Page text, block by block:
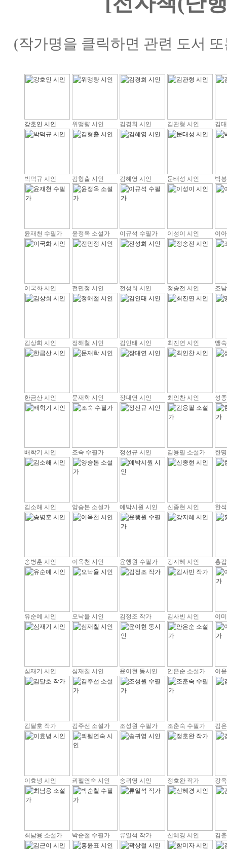
(작가명을 클릭하면 관련 도서
강호인 시인 위맹량 시인 김경희 시인 김관형 시인 김
박덕규 시인 김형출 시인 김혜영 시인 문태성 시인 박
윤재천 수필가 윤정옥 소설가 이규석 수필가 이성이 시인 이
이국화 시인 전민정 시인 전성희 시인 정송전 시인 조
김상희 시인 정해철 시인 김인태 시인 최진연 시인 맹
한금산 시인 문재학 시인 장대연 시인 최인찬 시인 성
배학기 시인 조숙 수필가 정선규 시인 김용필 소설가 한
김소해 시인 양승본 소설가 예박시원 시인 신종현 시인 한
송병훈 시인 이옥천 시인 윤행원 수필가 강지혜 시인 홍
유순예 시인 오낙율 시인 김정조 작가 김사빈 시인 이
심재기 시인 심재칠 시인 윤이현 동시인 안은순 소설가 이
김달호 작가 김주선 소설가 조성원 수필가 조춘숙 수필가 김
이효녕 시인 쾨펠연숙 시인 송귀영 시인 정호완 작가 강
최남용 소설가 박순철 수필가 류일석 작가 신혜경 시인 김